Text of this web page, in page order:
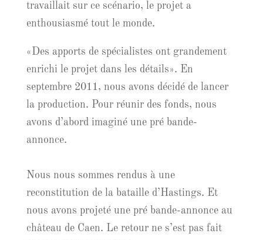
travaillait sur ce scénario, le projet a
enthousiasmé tout le monde.
«Des apports de spécialistes ont grandement
enrichi le projet dans les détails». En
septembre 2011, nous avons décidé de lancer
la production. Pour réunir des fonds, nous
avons d’abord imaginé une pré bande-
annonce.
Nous nous sommes rendus à une
reconstitution de la bataille d’Hastings. Et
nous avons projeté une pré bande-annonce au
château de Caen. Le retour ne s’est pas fait